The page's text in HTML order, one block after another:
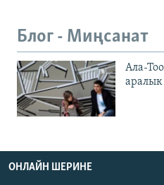
Блог - Миңсанат
Ала-
ОНЛАЙН ШЕРИНЕ